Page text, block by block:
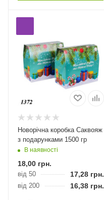
Новорічна коробка Саквояж
з подарунками 1500 гр
В наявності
18,00 грн.
від 50 17,28 грн.
від 200 16,38 грн.